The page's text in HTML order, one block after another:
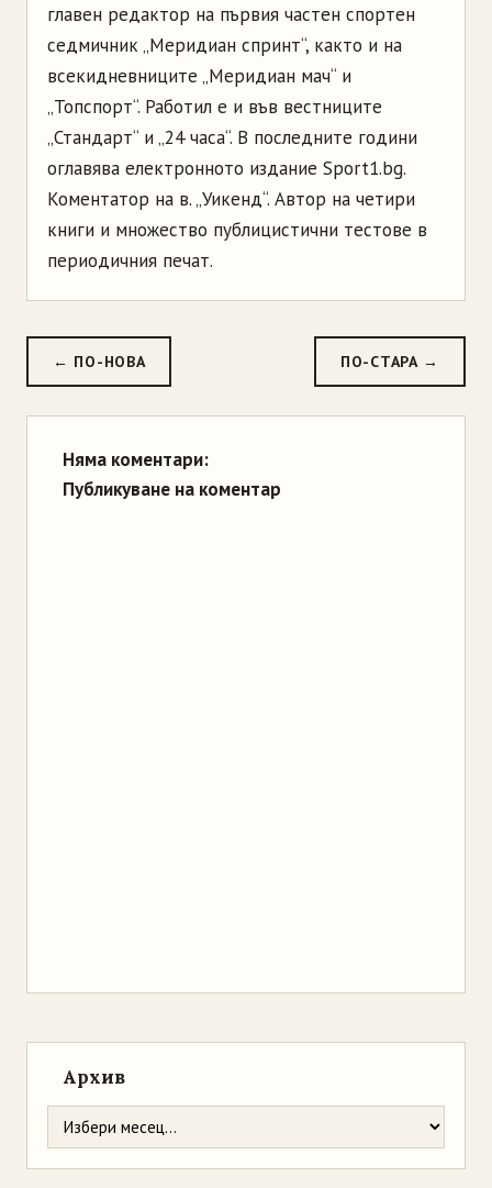
главен редактор на първия частен спортен
седмичник „Меридиан спринт“, както и на
всекидневниците „Меридиан мач“ и
„Топспорт“. Работил е и във вестниците
„Стандарт“ и „24 часа“. В последните години
оглавява електронното издание Sport1.bg.
Коментатор на в. „Уикенд“. Автор на четири
книги и множество публицистични тестове в
периодичния печат.
← ПО-НОВА ПО-СТАРА →
Няма коментари:
Публикуване на коментар
Архив